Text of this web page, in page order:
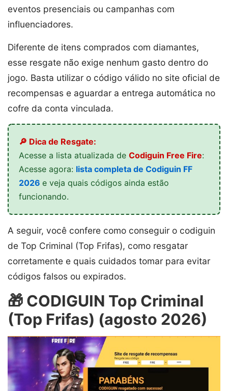
eventos presenciais ou campanhas com
influenciadores.
Diferente de itens comprados com diamantes,
esse resgate não exige nenhum gasto dentro do
jogo. Basta utilizar o código válido no site oficial de
recompensas e aguardar a entrega automática no
cofre da conta vinculada.
🔎 Dica de Resgate:
Acesse a lista atualizada de Codiguin Free Fire:
Acesse agora: lista completa de Codiguin FF
2026 e veja quais códigos ainda estão
funcionando.
A seguir, você confere como conseguir o codiguin
de Top Criminal (Top Frifas), como resgatar
corretamente e quais cuidados tomar para evitar
códigos falsos ou expirados.
🎁 CODIGUIN Top Criminal
(Top Frifas) (agosto 2026)